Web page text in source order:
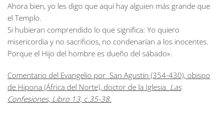
Ahora bien, yo les digo que aquí hay alguien más grande que
el Templo.
Si hubieran comprendido lo que significa: Yo quiero
misericordia y no sacrificios, no condenarían a los inocentes.
Porque el Hijo del hombre es dueño del sábado».
Comentario del Evangelio por San Agustín (354-430), obispo
de Hipona (África del Norte), doctor de la Iglesia. Las
Confesiones, Libro 13, c.35-38.